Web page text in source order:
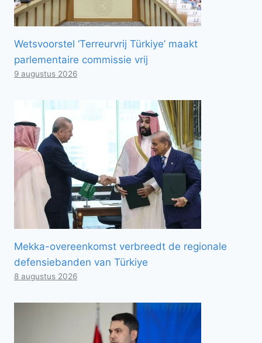
Wetsvoorstel ‘Terreurvrij Türkiye’ maakt
parlementaire commissie vrij
9 augustus 2026
Mekka-overeenkomst verbreedt de regionale
defensiebanden van Türkiye
8 augustus 2026